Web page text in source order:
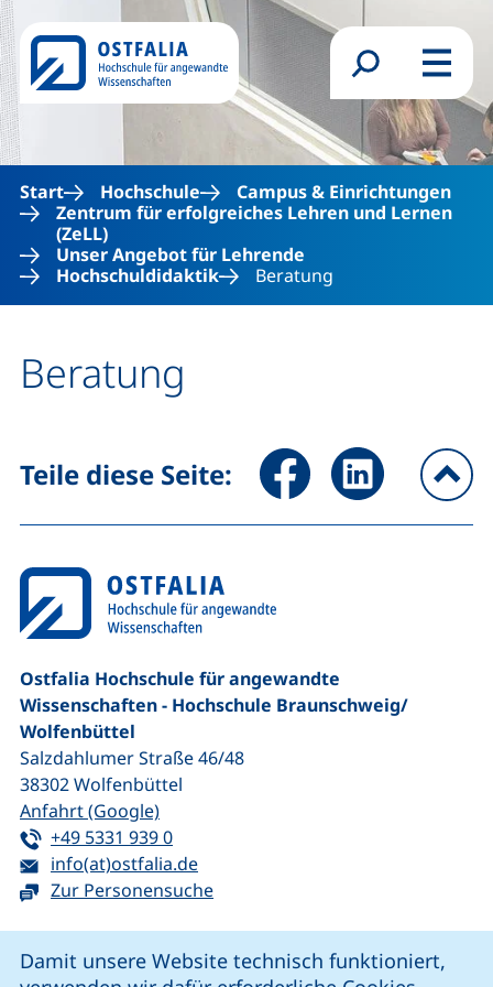
Direkt zum Inhalt
Damit unsere Website technisch funktioniert,
Suchformular
Menü
Start Hochschule
Campus & Einrichtungen
Zentrum für erfolgreiches Lehren und Lernen
(ZeLL)
Unser Angebot für Lehrende
Hochschuldidaktik
Beratung
Beratung
Teile diese Seite: Seite über Facebook teilen
Seite über
Ostfalia Hochschule für angewandte
Wissenschaften - Hochschule Braunschweig/​
Wolfenbüttel
Salzdahlumer Straße 46/48
38302Wolfenbüttel
Anfahrt (Google)(externer Link, öffnet neues Fenster)
Tel:
+49 5331 939 0(startet einen Telefonanruf, wenn Ihr
E-Mail:
info(at)ostfalia.de(öffnet Ihr E-Mail-Programm)
Zur Personensuche